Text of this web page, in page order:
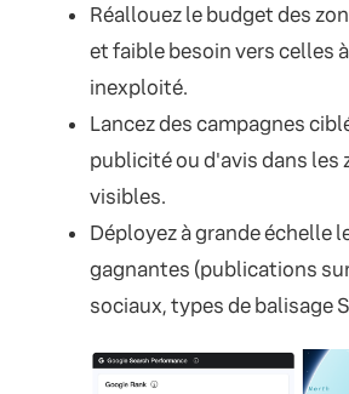
Réallouez le budget des
et faible besoin vers celles
inexploité.
Lancez des campagnes
publicité ou d'avis dans les
visibles.
Déployez à grande échelle
gagnantes (publications
sociaux, types de balisage